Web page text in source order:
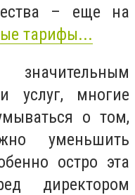
– еще на
тарифы...
услуг, многие
о том,
уменьшить
остро эта
директором